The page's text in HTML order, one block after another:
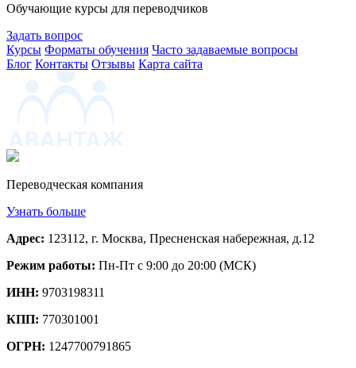
Обучающие курсы для переводчиков
Задать вопрос
Курсы Форматы обучения Часто задаваемые вопросы
Блог Контакты Отзывы Карта сайта
Переводческая компания
Узнать больше
Адрес: 123112, г. Москва, Пресненская набережная, д.12
Режим работы: Пн-Пт с 9:00 до 20:00 (МСК)
ИНН: 9703198311
КПП: 770301001
ОГРН: 1247700791865